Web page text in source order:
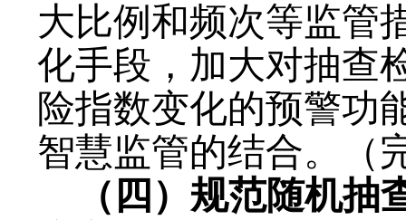
大比例和频次等监管
化手段， 加大对抽查
险指数变化的预警功
智慧监管的结合。
（ 四 ）规范随机抽